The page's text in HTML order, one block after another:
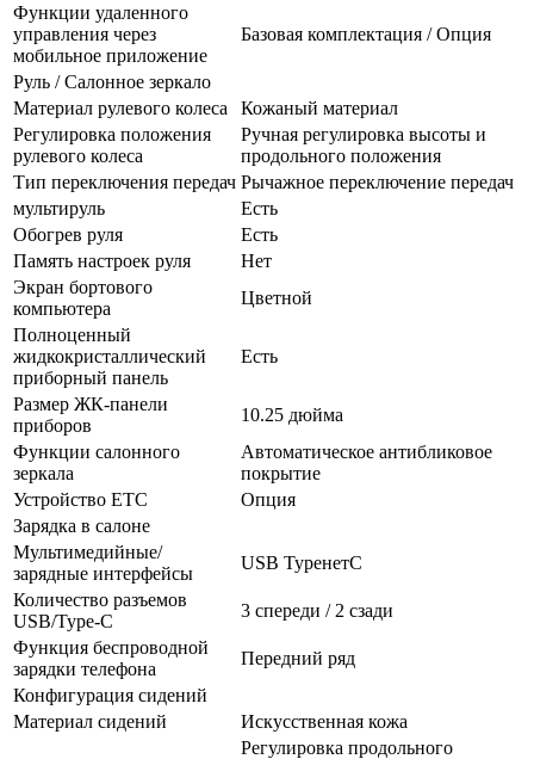
Функции удаленного
управления через
мобильное приложение
Базовая комплектация / Опция
Руль / Салонное зеркало
Материал рулевого колеса
Кожаный материал
Регулировка положения
рулевого колеса
Ручная регулировка высоты и
продольного положения
Тип переключения передач Рычажное переключение передач
мультируль
Есть
Обогрев руля
Есть
Память настроек руля
Нет
Экран бортового
компьютера
Цветной
Полноценный
жидкокристаллический
приборный панель
Есть
Размер ЖК-панели
приборов
10.25 дюйма
Функции салонного
зеркала
Автоматическое антибликовое
покрытие
Устройство ETC
Опция
Зарядка в салоне
Мультимедийные/
зарядные интерфейсы
USB TypeнетC
Количество разъемов
USB/Type-C
3 спереди / 2 сзади
Функция беспроводной
зарядки телефона
Передний ряд
Конфигурация сидений
Материал сидений
Искусственная кожа
Регулировка продольного